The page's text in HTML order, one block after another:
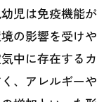
児は免疫機能が
の影響を受けや
中に存在するカ
、アレルギーや